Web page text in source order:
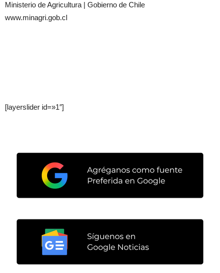
Ministerio de Agricultura | Gobierno de Chile
www.minagri.gob.cl
[layerslider id=»1″]